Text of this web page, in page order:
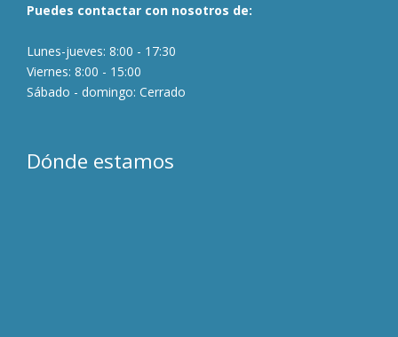
Puedes contactar con nosotros de:
Lunes-jueves: 8:00 - 17:30
Viernes: 8:00 - 15:00
Sábado - domingo: Cerrado
Dónde estamos